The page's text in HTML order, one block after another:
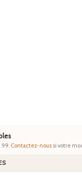
99. Contactez-nous si votre